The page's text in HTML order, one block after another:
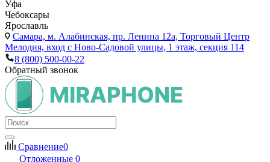
Уфа
Чебоксары
Ярославль
Самара, м. Алабинская, пр. Ленина 12а, Торговый Центр
Мелодия, вход с Ново-Садовой улицы, 1 этаж, секция 114
8 (800) 500-00-22
Обратный звонок
Сравнение0
Отложенные 0